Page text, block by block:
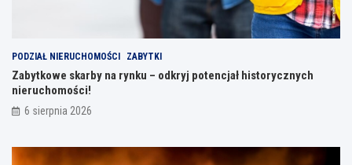
PODZIAŁ NIERUCHOMOŚCI ZABYTKI
Zabytkowe skarby na rynku – odkryj potencjał historycznych
nieruchomości!
6 sierpnia 2026